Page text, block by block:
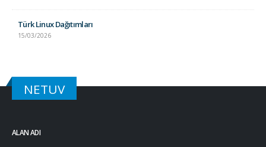
Türk Linux Dağıtımları
15/03/2026
NETUV
ALAN ADI